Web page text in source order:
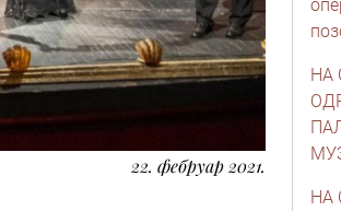
22. фебруар 2021.
НА
НА